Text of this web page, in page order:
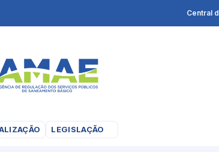
Central
LEGISLAÇÃO